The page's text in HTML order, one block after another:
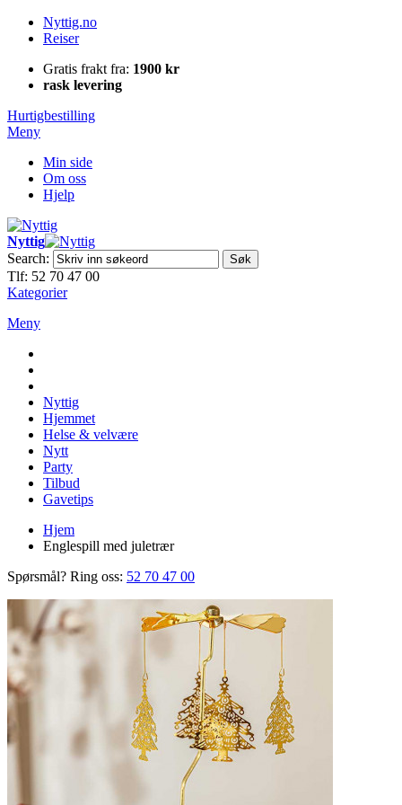
Nyttig.no
Reiser
Gratis frakt fra: 1900 kr
rask levering
Hurtigbestilling
Meny
Min side
Om oss
Hjelp
Nyttig
Search:
Søk
Tlf: 52 70 47 00
Kategorier
Meny
Nyttig
Hjemmet
Helse & velvære
Nytt
Party
Tilbud
Gavetips
Hjem
Englespill med juletrær
Spørsmål? Ring oss: 52 70 47 00